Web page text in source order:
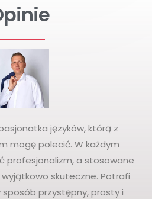
języków, którą z
mogę polecić. W każdym
profesjonalizm, a stosowane
skuteczne. Potrafi
sposób przystępny, prosty i